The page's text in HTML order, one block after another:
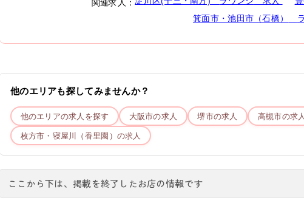
関連求人：
箕面市・池田市（石橋）
他のエリアも探してみませんか？
他のエリアの求人を探す 大阪市の求人 堺市の求人 高槻市の求人
枚方市・寝屋川（香里園） の求人
ここから下は、掲載を終了したお店の情報です